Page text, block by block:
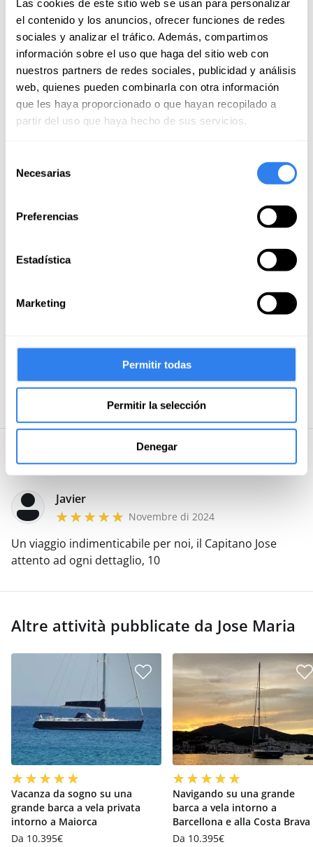
Las cookies de este sitio web se usan para personalizar
el contenido y los anuncios, ofrecer funciones de redes
sociales y analizar el tráfico. Además, compartimos
información sobre el uso que haga del sitio web con
nuestros partners de redes sociales, publicidad y análisis
web, quienes pueden combinarla con otra información
que les haya proporcionado o que hayan recopilado a
partir del uso que haya hecho de sus servicios.
Necesarias
Preferencias
Estadística
Marketing
Permitir todas
Permitir la selección
Denegar
Skipper professionale
Biancheria da letto
SUP
Imbarcazione ausiliare
Attrezzatura da pesca
Hostess
Non incluso
Spese di ormeggio e ancoraggio
Carburante
Modalità di pagamento
5 · 1 recensione
Javier
Novembre di 2024
Un viaggio indimenticabile per noi, il Capitano Jose
attento ad ogni dettaglio, 10
Altre attività pubblicate da Jose Maria
Vacanza da sogno su una
grande barca a vela privata
intorno a Maiorca
Da 10.395€
Navigando su una grande
barca a vela intorno a
Barcellona e alla Costa Brava
Da 10.395€